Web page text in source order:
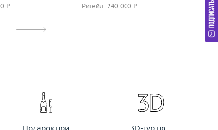
₽ Ритейл: 240 000 ₽
Подарок при
3D-тур по